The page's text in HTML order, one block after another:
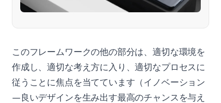
このフレームワークの他の部分は、適切な環境を
作成し、適切な考え方に入り、適切なプロセスに
従うことに焦点を当てています（イノベーション
—良いデザインを生み出す最高のチャンスを与え